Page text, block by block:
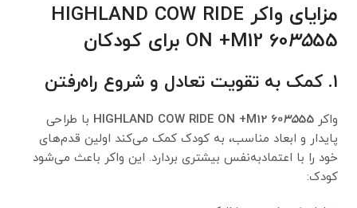
مزایای واکر HIGHLAND COW RIDE
ON +M12 603555 برای کودکان
1. کمک به تقویت تعادل و شروع راه‌رفتن
واکر HIGHLAND COW RIDE ON +M12 603555
با طراحی
پایدار و ابعاد مناسب، به کودک کمک می‌کند اولین قدم‌های
خود را با اعتمادبه‌نفس بیشتری بردارد. این واکر باعث می‌شود
کودک: